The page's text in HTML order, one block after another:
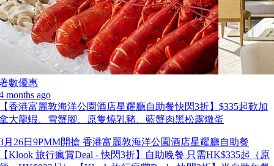
數優惠
months ago
香港富麗敦海洋公園酒店星耀廳自助餐快閃3折】$335起歎加
大龍蝦、雪蟹腳、原隻燒乳豬、藍蟹肉黑松露燉蛋
月26日9PMM開搶 香港富麗敦海洋公園酒店星耀廳自助餐
Klook 旅行瘋賞Deal - 快閃3折】自助晚餐 只需HK$335起（原